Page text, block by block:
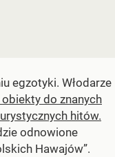
egzotyki. Włodarze
do znanych
hitów.
odnowione
Hawajów”.